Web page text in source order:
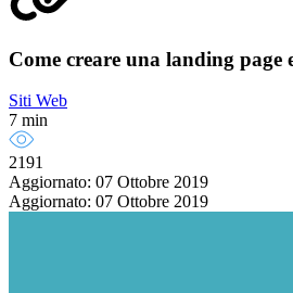
Come creare una landing page
Siti Web
7 min
2191
Aggiornato: 07 Ottobre 2019
Aggiornato: 07 Ottobre 2019